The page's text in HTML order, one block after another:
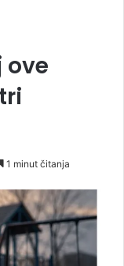
ove
1 minut čitanja